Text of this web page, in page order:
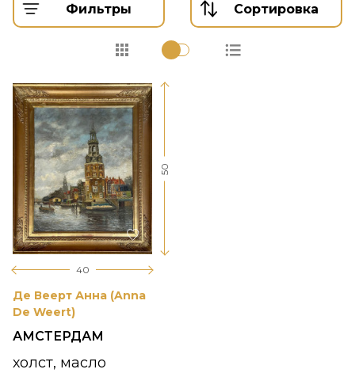
Фильтры Сортировка
40
50
Де Веерт Анна (Anna
De Weert)
АМСТЕРДАМ
холст, масло